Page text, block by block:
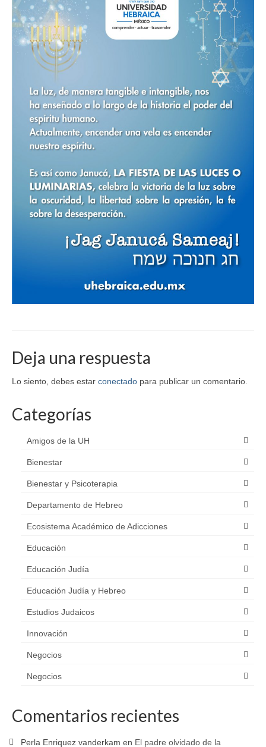
Deja una respuesta
Lo siento, debes estar conectado para publicar un comentario.
Categorías
Amigos de la UH
Bienestar
Bienestar y Psicoterapia
Departamento de Hebreo
Ecosistema Académico de Adicciones
Educación
Educación Judía
Educación Judía y Hebreo
Estudios Judaicos
Innovación
Negocios
Negocios
Comentarios recientes
Perla Enriquez vanderkam en El padre olvidado de la